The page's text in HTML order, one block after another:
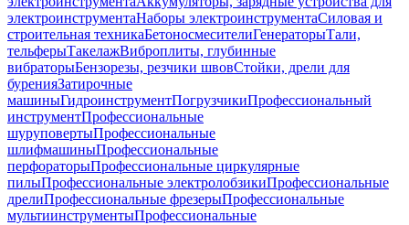
электроинструментаНаборы электроинструментаСиловая и
строительная техникаБетоносмесителиГенераторыТали,
тельферыТакелажВиброплиты, глубинные
вибраторыБензорезы, резчики швовСтойки, дрели для
буренияЗатирочные
машиныГидроинструментПогрузчикиПрофессиональный
инструментПрофессиональные
шуруповертыПрофессиональные
шлифмашиныПрофессиональные
перфораторыПрофессиональные циркулярные
пилыПрофессиональные электролобзикиПрофессиональные
дрелиПрофессиональные фрезерыПрофессиональные
мультиинструментыПрофессиональные